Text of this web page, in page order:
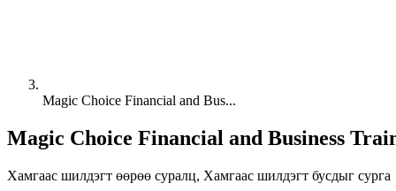
Magic Choice Financial and Bus...
Magic Choice Financial and Business
Хамгаас шилдэгт өөрөө суралц, Хамгаас шилдэгт бусдыг сурга